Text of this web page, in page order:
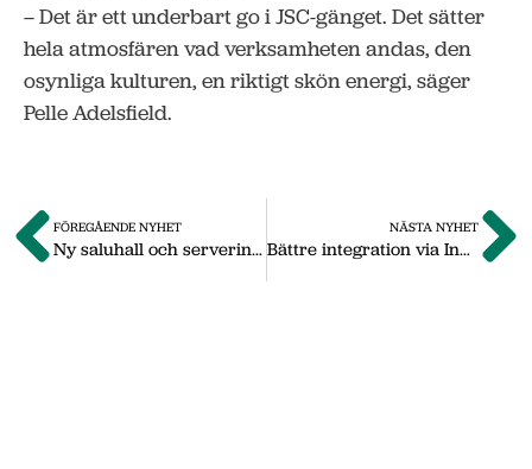
– Det är ett underbart go i JSC-gänget. Det sätter
hela atmosfären vad verksamheten andas, den
osynliga kulturen, en riktigt skön energi, säger
Pelle Adelsfield.
FÖREGÅENDE NYHET
Ny saluhall och servering till Gallerian Loket
NÄSTA NYHET
Bättre integration via Industri-SFI